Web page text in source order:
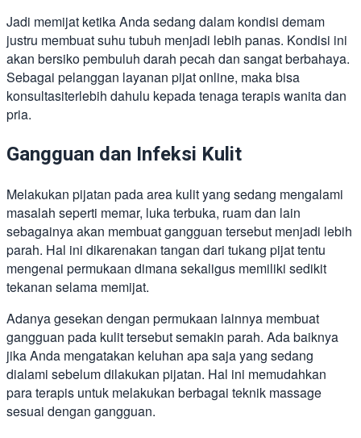
Jadi memijat ketika Anda sedang dalam kondisi demam
justru membuat suhu tubuh menjadi lebih panas. Kondisi ini
akan bersiko pembuluh darah pecah dan sangat berbahaya.
Sebagai pelanggan layanan pijat online, maka bisa
konsultasiterlebih dahulu kepada tenaga terapis wanita dan
pria.
Gangguan dan Infeksi Kulit
Melakukan pijatan pada area kulit yang sedang mengalami
masalah seperti memar, luka terbuka, ruam dan lain
sebagainya akan membuat gangguan tersebut menjadi lebih
parah. Hal ini dikarenakan tangan dari tukang pijat tentu
mengenai permukaan dimana sekaligus memiliki sedikit
tekanan selama memijat.
Adanya gesekan dengan permukaan lainnya membuat
gangguan pada kulit tersebut semakin parah. Ada baiknya
jika Anda mengatakan keluhan apa saja yang sedang
dialami sebelum dilakukan pijatan. Hal ini memudahkan
para terapis untuk melakukan berbagai teknik massage
sesuai dengan gangguan.